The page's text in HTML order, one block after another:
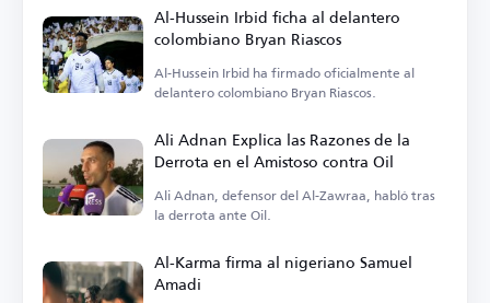
Al-Hussein Irbid ficha al delantero
colombiano Bryan Riascos
Al-Hussein Irbid ha firmado oficialmente al
delantero colombiano Bryan Riascos.
Ali Adnan Explica las Razones de la
Derrota en el Amistoso contra Oil
Ali Adnan, defensor del Al-Zawraa, habló tras
la derrota ante Oil.
Al-Karma firma al nigeriano Samuel
Amadi